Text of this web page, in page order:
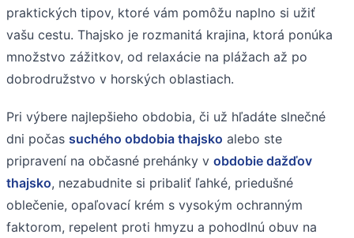
praktických tipov, ktoré vám pomôžu naplno si užiť
vašu cestu. Thajsko je rozmanitá krajina, ktorá ponúka
množstvo zážitkov, od relaxácie na plážach až po
dobrodružstvo v horských oblastiach.
Pri výbere najlepšieho obdobia, či už hľadáte slnečné
dni počas suchého obdobia thajsko alebo ste
pripravení na občasné prehánky v obdobie dažďov
thajsko, nezabudnite si pribaliť ľahké, priedušné
oblečenie, opaľovací krém s vysokým ochranným
faktorom, repelent proti hmyzu a pohodlnú obuv na